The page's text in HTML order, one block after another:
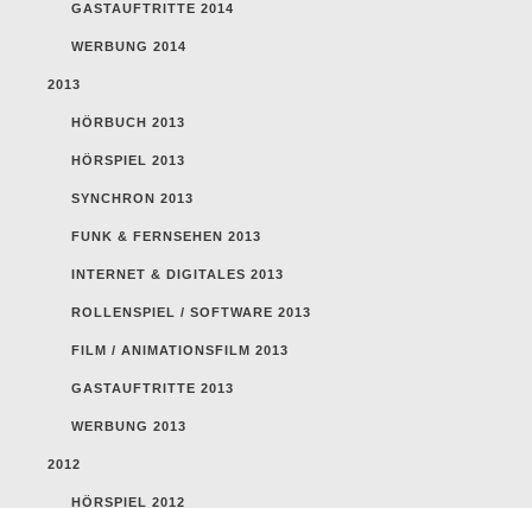
GASTAUFTRITTE 2014
WERBUNG 2014
2013
HÖRBUCH 2013
HÖRSPIEL 2013
SYNCHRON 2013
FUNK & FERNSEHEN 2013
INTERNET & DIGITALES 2013
ROLLENSPIEL / SOFTWARE 2013
FILM / ANIMATIONSFILM 2013
GASTAUFTRITTE 2013
WERBUNG 2013
2012
HÖRSPIEL 2012